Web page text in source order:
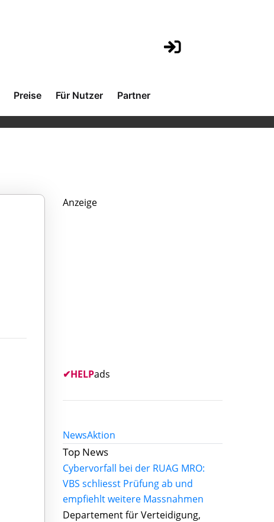
Preise Für Nutzer Partner
Anzeige
✔HELPads
NewsAktion
Top News
Cybervorfall bei der RUAG MRO:
VBS schliesst Prüfung ab und
empfiehlt weitere Massnahmen
Departement für Verteidigung,